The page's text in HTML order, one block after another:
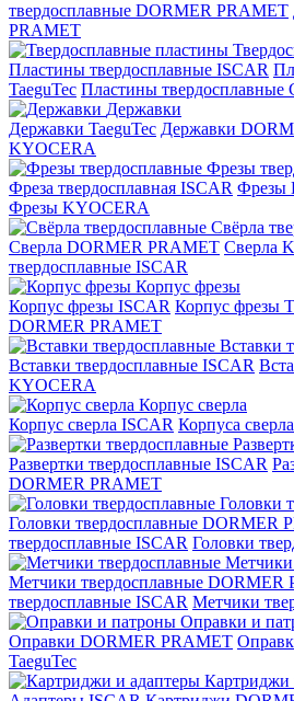
твердосплавные DORMER PRAMET
PRAMET
Пластины твердосплавные ISCAR
TaeguTec Пластины твердосплавные
Державки
Державки TaeguTec Державки
KYOCERA
Фрезы
Фреза твердосплавная ISCAR Фрезы
Фрезы KYOCERA
Свёрла
Сверла DORMER PRAMET Сверла
твердосплавные ISCAR
Корпус фрезы
Корпус фрезы ISCAR Корпус фрезы
DORMER PRAMET
Вставки
Вставки твердосплавные ISCAR
KYOCERA
Корпус сверла
Корпус сверла ISCAR Корпуса
Развертки твердосплавные ISCAR
DORMER PRAMET
Головки
Головки твердосплавные DORMER
твердосплавные ISCAR Головки
Метчики
Метчики твердосплавные DORMER
твердосплавные ISCAR Метчики
Оправки и
Оправки DORMER PRAMET
TaeguTec
Картриджи